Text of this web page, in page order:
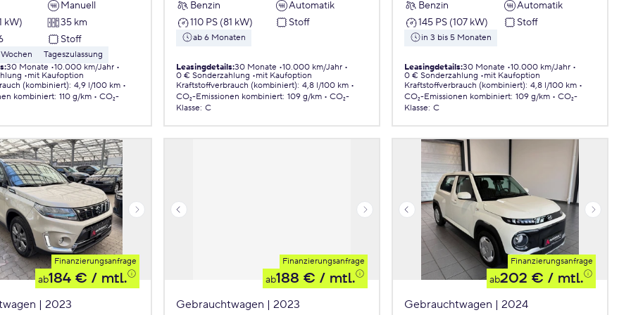
Manuell
kW)
35 km
Stoff
Tageszulassung
:30 Monate 10.000 km/Jahr
mit Kaufoption
(kombiniert): 4,9 l/100 km
kombiniert: 110 g/km CO₂-
Benzin
Automatik
110 PS (81 kW)
Stoff
ab 6 Monaten
Leasingdetails:30 Monate 10.000 km/Jahr
0 € Sonderzahlung
mit Kaufoption
Kraftstoffverbrauch (kombiniert): 4,8 l/100 km
CO₂-Emissionen kombiniert: 109 g/km
CO₂-
Klasse: C
Benzin
Automatik
145 PS (107 kW)
Stoff
in 3 bis 5 Monaten
Leasingdetails:30 Monate 10.000 km/Jahr
0 € Sonderzahlung
mit Kaufoption
Kraftstoffverbrauch (kombiniert): 4,8 l/100 km
CO₂-Emissionen kombiniert: 109 g/km
CO₂-
Klasse: C
Finanzierungsanfrage
ab184 € / mtl.
| 2023
Finanzierungsanfrage
ab188 € / mtl.
Gebrauchtwagen | 2023
Finanzierungsanfrage
ab202 € / mtl.
Gebrauchtwagen | 2024